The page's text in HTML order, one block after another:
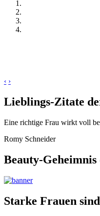
‹ ›
Lieblings-Zitate
Eine richtige Frau wirkt voll
Romy Schneider
Beauty-Geheimnis
Starke Frauen